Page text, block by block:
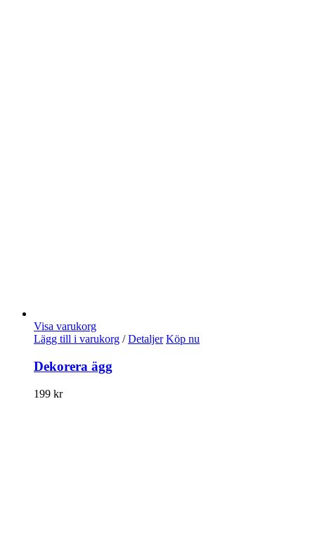
Visa varukorg
Lägg till i varukorg / Detaljer Köp nu
Dekorera ägg
199 kr